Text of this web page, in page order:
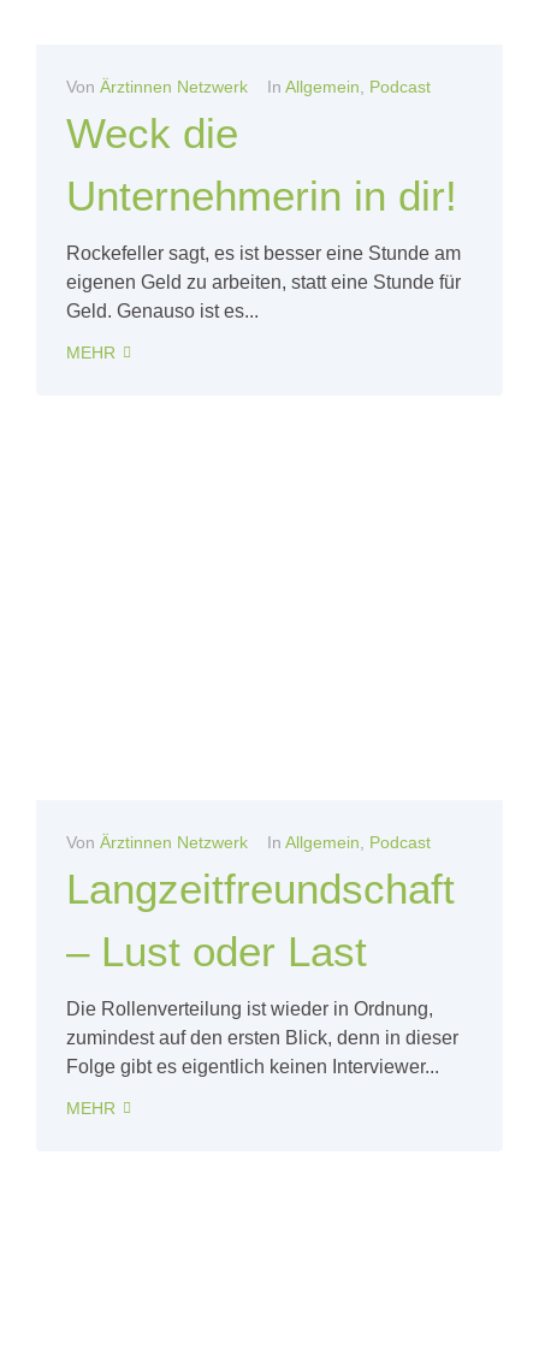
Von Ärztinnen Netzwerk In Allgemein Podcast
Weck die
Unternehmerin in dir!
Rockefeller sagt, es ist besser eine Stunde am
eigenen Geld zu arbeiten, statt eine Stunde für
Geld. Genauso ist es...
MEHR
Von Ärztinnen Netzwerk In Allgemein, Podcast
Langzeitfreundschaft
– Lust oder Last
Die Rollenverteilung ist wieder in Ordnung,
zumindest auf den ersten Blick, denn in dieser
Folge gibt es eigentlich keinen Interviewer...
MEHR